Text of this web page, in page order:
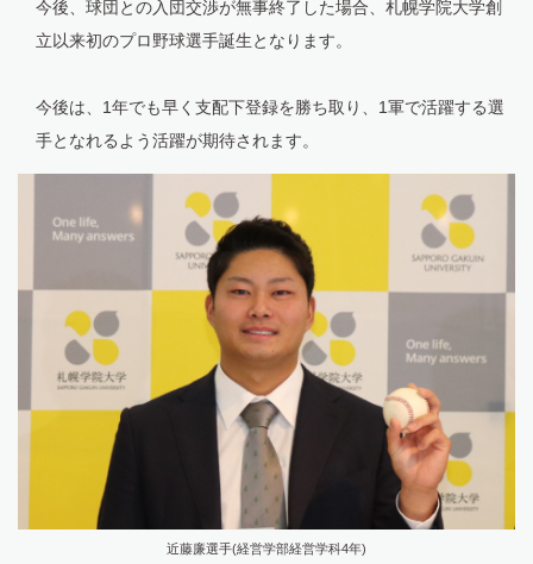
今後、球団との入団交渉が無事終了した場合、札幌学院大学創
立以来初のプロ野球選手誕生となります。
今後は、1年でも早く支配下登録を勝ち取り、1軍で活躍する選
手となれるよう活躍が期待されます。
近藤廉選手(経営学部経営学科4年)